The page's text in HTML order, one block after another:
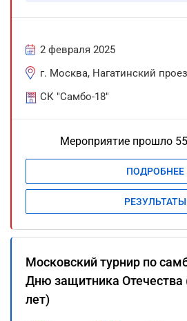
2 февраля 2025
г. Москва, Нагатинский
СК "Самбо-18"
Мероприятие прошло
ПОДРОБНЕЕ
РЕЗУЛЬТАТЫ
Московский турнир по
Дню защитника
лет)